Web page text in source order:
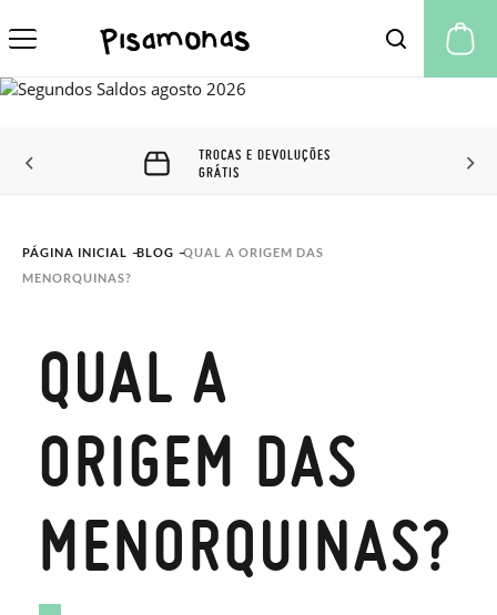
TROCAS E DEVOLUÇÕES
GRÁTIS
PÁGINA INICIAL BLOG
QUAL A ORIGEM DAS
MENORQUINAS?
QUAL A
ORIGEM DAS
MENORQUINAS?